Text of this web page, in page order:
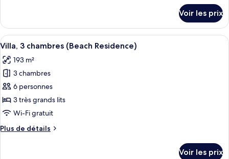
en
front
de
mer
(Residence)
le
type
de
Chambre,
4
en
front
de
mer
(Residence)
Voir les prix
Afficher
toutes
les
photos
pour
ce
type
chambre :
Une piscine avec une vue
10
Villa, 3 chambres (Beach Residence)
193 m²
3 chambres
6 personnes
3 très grands lits
Wi-Fi gratuit
Plus de détails
Plus
Voir les prix